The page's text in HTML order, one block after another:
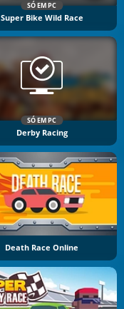
SÓ EM PC
Super Bike Wild Race
SÓ EM PC
Derby Racing
Death Race Online